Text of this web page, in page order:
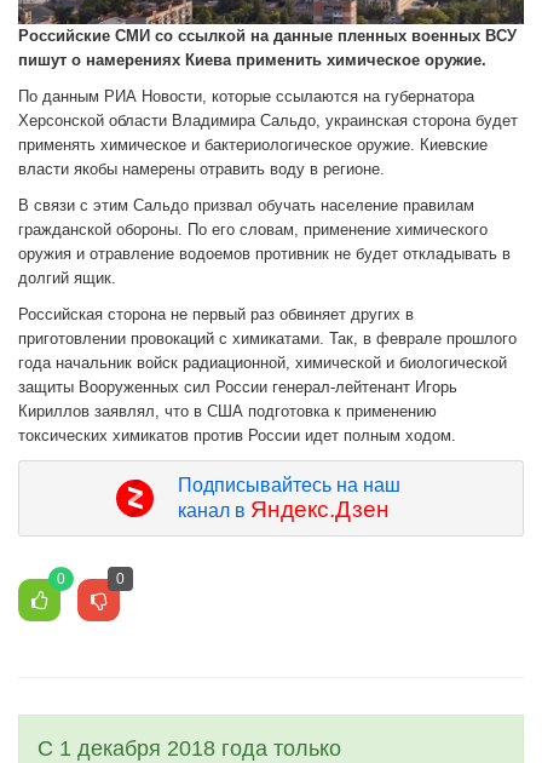
Российские СМИ со ссылкой на данные пленных военных ВСУ
пишут о намерениях Киева применить химическое оружие.
По данным РИА Новости, которые ссылаются на губернатора
Херсонской области Владимира Сальдо, украинская сторона будет
применять химическое и бактериологическое оружие. Киевские
власти якобы намерены отравить воду в регионе.
В связи с этим Сальдо призвал обучать население правилам
гражданской обороны. По его словам, применение химического
оружия и отравление водоемов противник не будет откладывать в
долгий ящик.
Российская сторона не первый раз обвиняет других в
приготовлении провокаций с химикатами. Так, в феврале прошлого
года начальник войск радиационной, химической и биологической
защиты Вооруженных сил России генерал-лейтенант Игорь
Кириллов заявлял, что в США подготовка к применению
токсических химикатов против России идет полным ходом.
Подписывайтесь на наш
канал в Яндекс.Дзен
0 0
С 1 декабря 2018 года только